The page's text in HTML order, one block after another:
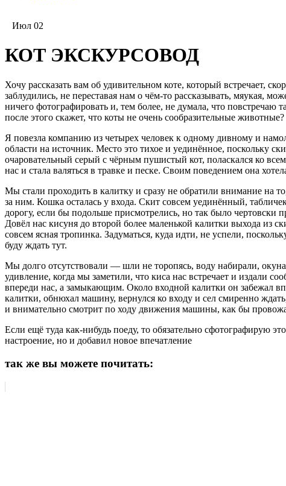
Июл 02
КОТ ЭКСКУРСОВОД
Хочу рассказать вам об удивительном коте, который встречает,
заблудились, не переставая нам о чём-то рассказывать, мяукая,
ничего фотографировать и, тем более, не думала, что повстречаю
после этого скажет, что коты не очень сообразительные животные?
Я повезла компанию из четырех человек к одному дивному и
области на источник. Место это тихое и уединённое, поскольку
очаровательный серый с чёрным пушистый кот, поласкался ко
нас и стала валяться в травке и песке. Своим поведением она
Мы стали проходить в калитку и сразу не обратили внимание на
за ним. Кошка осталась у входа. Скит совсем уединённый,
дорогу, если бы подольше присмотрелись, но так было чертовски
Довёл нас кисуня до второй более маленькой калитки выхода из
совсем ясная тропинка. Задуматься, куда идти, не успели,
буду ждать тут.
Мы долго отсутствовали — шли не торопясь, воду набирали,
удивление, когда мы заметили, что киса нас встречает и издали
впереди нас, а замыкающим. Около входной калитки он забежал
калитки, обнюхал машину, вернулся ко входу и сел смиренно
и внимательно смотрит по ходу движения машины, как бы
Если ещё туда как-нибудь поеду, то обязательно сфотографирую
настроение, но и добавил новое впечатление
так же вы можете почитать: